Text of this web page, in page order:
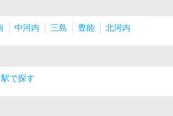
中河内 三島 豊能 北河内
で探す